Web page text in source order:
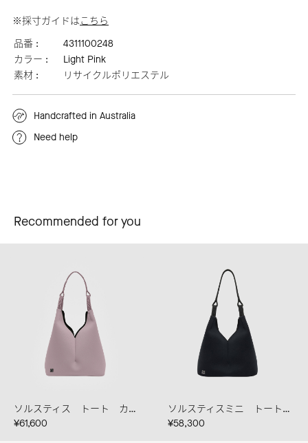
※採寸ガイドはこちら
品番 :
4311100248
カラー :
Light Pink
素材 :
リサイクルポリエステル
Handcrafted in Australia
Need help
Recommended for you
ソルスティス トート カイロローズ
¥61,600
ソルスティスミニ トート ブラック
¥58,300